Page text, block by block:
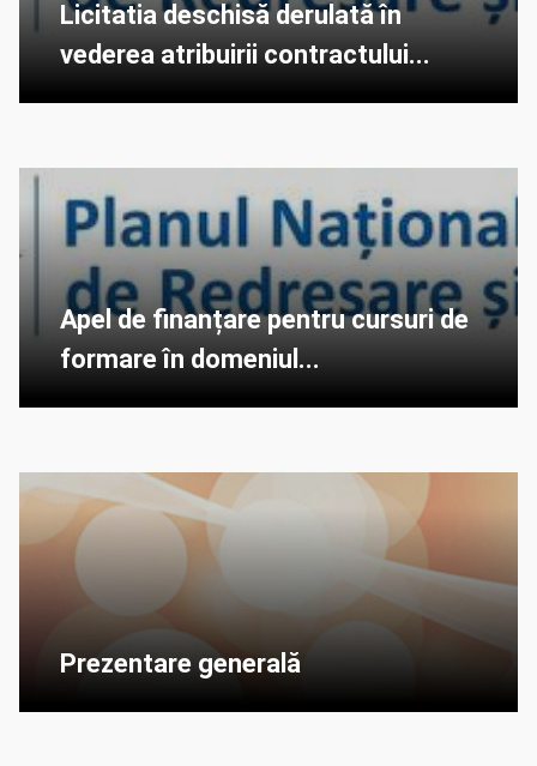
Licitatia deschisă derulată în
vederea atribuirii contractului...
Apel de finanțare pentru cursuri de
formare în domeniul...
Prezentare generală